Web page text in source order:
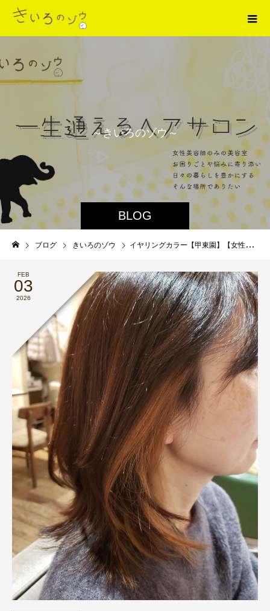
BLOG
～きいろのゾウ～
ブログ きいろのゾウ イヤリングカラー【甲東園】【女性スタッフオンリー】【駅近美容室】【髪質改善トリートメント】【N°カラー】
FEB
03
2026